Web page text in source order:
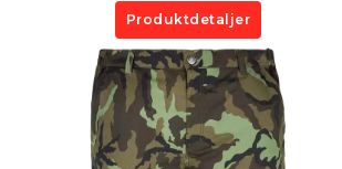
Produktdetaljer